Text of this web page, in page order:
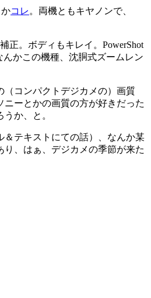
かコレ。両機ともキヤノンで、
。ボディもキレイ。PowerShot
かこの機種、沈胴式ズームレン
コンパクトデジカメの）画質
ーとかの画質の方が好きだった
か、と。
テキストにての話）、なんか某
、はぁ、デジカメの季節が来た